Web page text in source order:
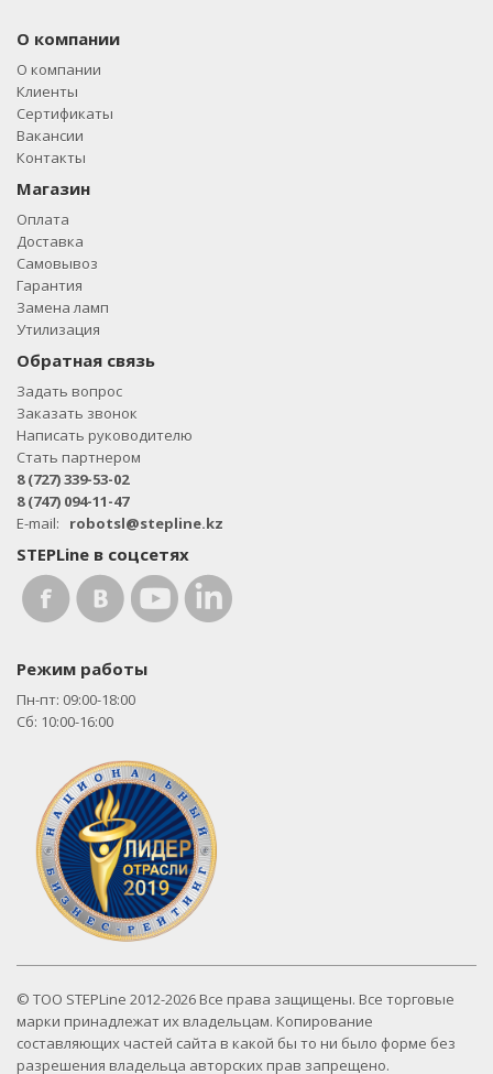
О компании
О компании
Клиенты
Сертификаты
Вакансии
Контакты
Магазин
Оплата
Доставка
Самовывоз
Гарантия
Замена ламп
Утилизация
Обратная связь
Задать вопрос
Заказать звонок
Написать руководителю
Стать партнером
8 (727) 339-53-02
8 (747) 094-11-47
E-mail: robotsl@stepline.kz
STEPLine в соцсетях
Режим работы
Пн-пт: 09:00-18:00
Сб: 10:00-16:00
© ТОО STEPLine 2012-2026 Все права защищены. Все торговые
марки принадлежат их владельцам. Копирование
составляющих частей сайта в какой бы то ни было форме без
разрешения владельца авторских прав запрещено.